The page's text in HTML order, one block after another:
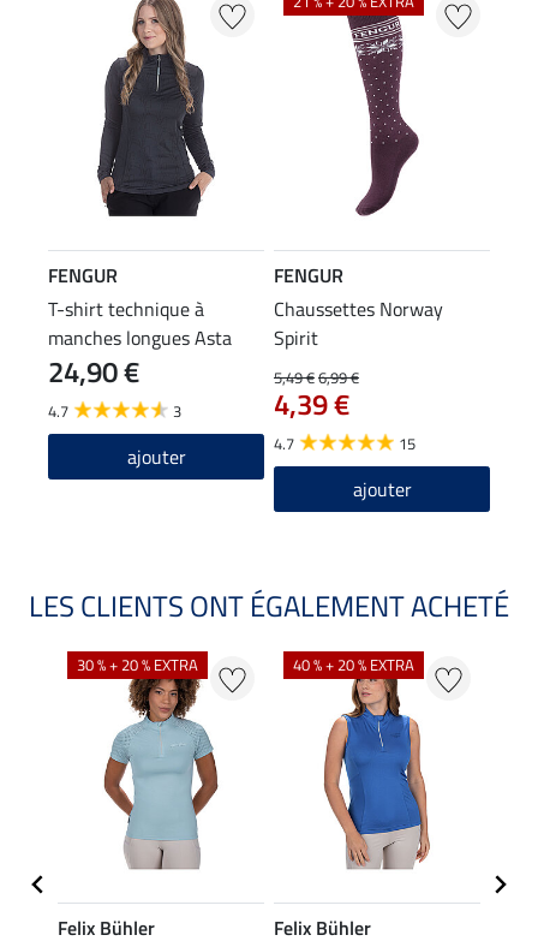
FENGUR
T-shirt technique à
manches longues Asta
24,90 €
4.7 3
ajouter
FENGUR
Chaussettes Norway
Spirit
5,49 €6,99 €
4,39 €
4.7 15
ajouter
LES CLIENTS ONT ÉGALEMENT ACHETÉ
30 % + 20 % EXTRA
Felix Bühler
40 % + 20 % EXTRA
Felix Bühler